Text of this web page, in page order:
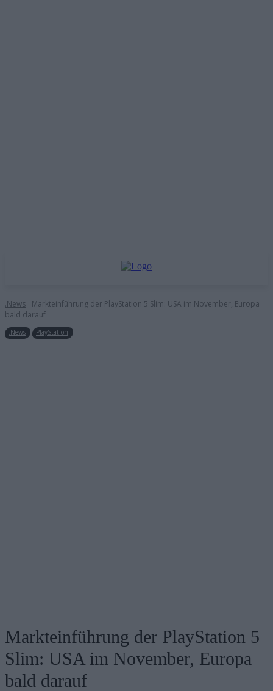
.News
Markteinführung der PlayStation 5 Slim: USA im November, Europa
bald darauf
.News PlayStation
Markteinführung der PlayStation 5
Slim: USA im November, Europa
bald darauf